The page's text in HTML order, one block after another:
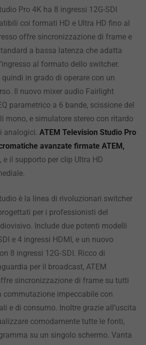
Pro 4K ha 8 ingressi 12G-SDI
coi formati HD e Ultra HD fino al
offre sincronizzazione di frame e
a bassa latenza che adatta
al formato dello switcher.
in grado di operare con un
Il nuovo mixer audio Fairlight
parametrico a 6 bande, scissione del
mono, e simulatore stereo con ritardo
analogici. ATEM Television Studio Pro
avanzate firmate ATEM,
, e il supporto per clip Ultra HD
è la linea di rivoluzionari switcher
per i professionisti del
Include due potenti modelli
e 4 ingressi HDMI, e un nuovo
8 ingressi 12G‑SDI. Ricco di
per il broadcast, ATEM
sincronizzazione di frame su tutti
commutazione impeccabile con
e di consumo. Inoltre grazie all’uscita
comodamente tutte le fonti,
su un singolo schermo. Vanta